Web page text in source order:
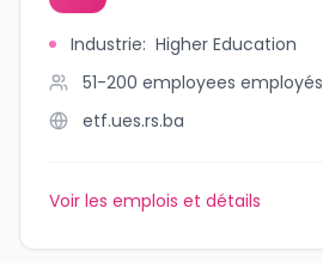
Industrie: Higher Education
51-200 employees employés
etf.ues.rs.ba
Voir les emplois et détails